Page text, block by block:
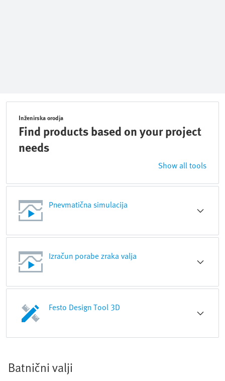
Inženirska orodja
Find products based on your project
needs
Show all tools
Pnevmatična simulacija
Izračun porabe zraka valja
Festo Design Tool 3D
Batnični valji